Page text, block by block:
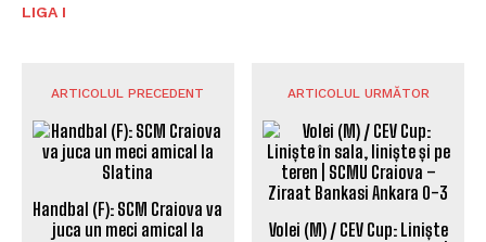
LIGA I
ARTICOLUL PRECEDENT
Handbal (F): SCM Craiova va
Slatina
ARTICOLUL URMĂTOR
Volei (M) / CEV Cup: Liniște
în sala, liniște și pe teren |
Bankasi Ankara 0-3